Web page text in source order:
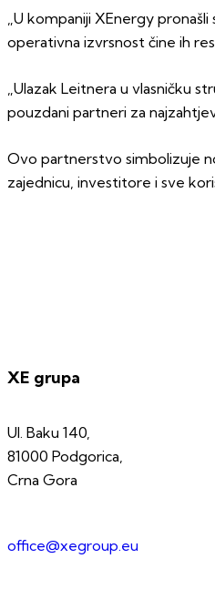
„U kompaniji XEnergy
operativna izvrsnost čine ih
„Ulazak Leitnera u vlasničku
pouzdani partneri za
Ovo partnerstvo simbolizuje
zajednicu, investitore i sve
XE grupa
Ul. Baku 140,
81000 Podgorica,
Crna Gora
office@xegroup.eu